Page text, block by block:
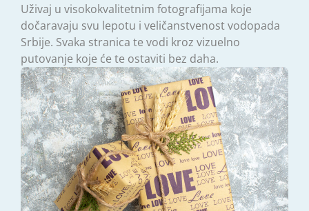
Uživaj u visokokvalitetnim fotografijama koje
dočaravaju svu lepotu i veličanstvenost vodopada
Srbije. Svaka stranica te vodi kroz vizuelno
putovanje koje će te ostaviti bez daha.